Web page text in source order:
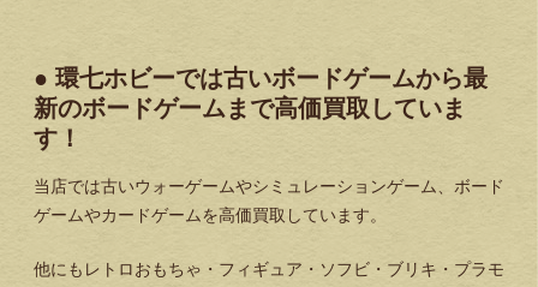
● 環七ホビーでは古いボードゲームから最
新のボードゲームまで高価買取していま
す！
当店では古いウォーゲームやシミュレーションゲーム、ボード
ゲームやカードゲームを高価買取しています。
他にもレトロおもちゃ・フィギュア・ソフビ・ブリキ・プラモ